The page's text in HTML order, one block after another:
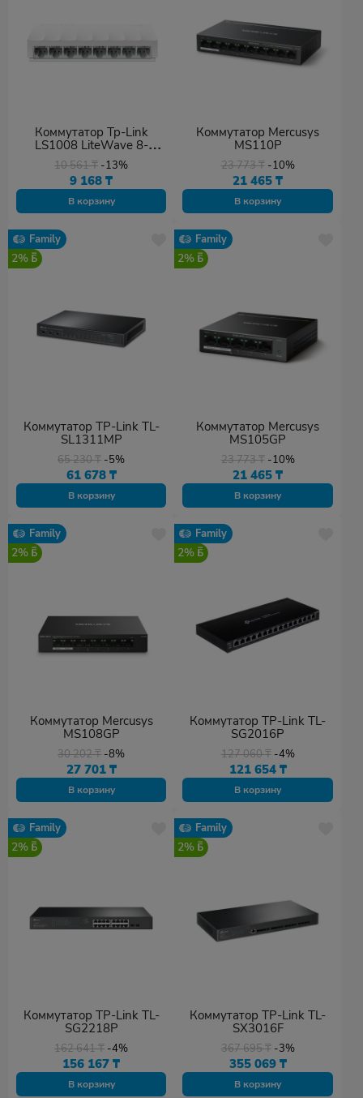
Коммутатор Tp-Link
LS1008 LiteWave 8-
портовый
10 561₸ -13%
9 168₸
В корзину
Коммутатор Mercusys
MS110P
23 773₸ -10%
21 465₸
В корзину
Family
2%
Коммутатор TP-Link TL-
SL1311MP
65 230₸ -5%
61 678 ₸
В корзину
Family
2%
Коммутатор Mercusys
MS105GP
23 773₸ -10%
21 465₸
В корзину
Family
2%
Коммутатор Mercusys
MS108GP
30 202₸ -8%
27 701 ₸
В корзину
Family
2%
Коммутатор TP-Link TL-
SG2016P
127 060₸ -4%
121 654 ₸
В корзину
Family
2%
Коммутатор TP-Link TL-
SG2218P
162 641₸ -4%
156 167₸
В корзину
Family
2%
Коммутатор TP-Link TL-
SX3016F
367 695₸ -3%
355 069 ₸
В корзину